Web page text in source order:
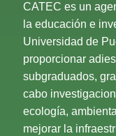
CATEC es un
la educación e
Universidad de
proporcionar
subgraduados,
cabo
ecología,
mejorar la